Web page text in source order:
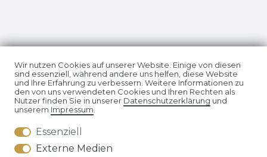
Impressum Daten­schutz­erklärung
AGB
Wir nutzen Cookies auf unserer Website. Einige von diesen
sind essenziell, während andere uns helfen, diese Website
und Ihre Erfahrung zu verbessern. Weitere Informationen zu
den von uns verwendeten Cookies und Ihren Rechten als
Nutzer finden Sie in unserer Daten­schutz­erklärung und
unserem Impressum.
Essenziell
Externe Medien